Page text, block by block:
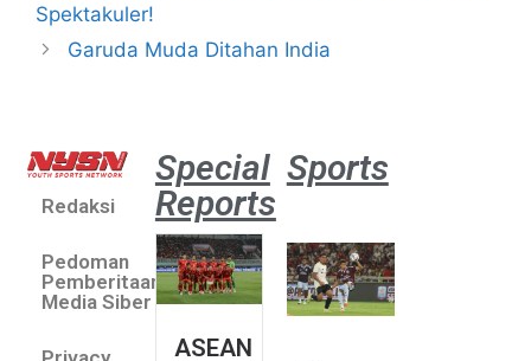
Spektakuler!
Garuda Muda Ditahan India
Redaksi
Pedoman
Pemberitaan
Media Siber
Special
Reports
ASEAN
Sports